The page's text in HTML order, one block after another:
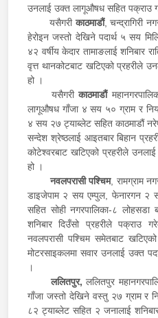
उनलाई उक्त लागूऔषध सहित पक्राउ
यसैगरीकाठमाडौं, चन्द्रागिरी
हेरोइन जस्तो देखिने पदार्थ ५ सय
४२ वर्षीय केदार तामाङलाई शनिबार
वृत्त थानकोटबाट खटिएको प्रहरीले
हो ।
यसैगरीकाठमाडौं
लागूऔषध गाँजा ४ सय ५० ग्राम र
४ सय २७ ट्याब्लेट सहित काठमाडौं
सन्देश श्रेष्ठलाई आइतबार बिहान
कोटेश्वरबाट खटिएको प्रहरीले
हो ।
नवलपरासी पश्‍चिम, रामग्राम
डाइजेपाम २ सय एम्पुल, फेनारगन २
सहित सोही नगरपालिका-८
शनिबार दिउँसो प्रहरीले पक्राउ
नवलपरासी पश्‍चिम समेतबाट
मोटरसाइकलमा सवार उनलाई उक्त
।
ललितपुर, ललितपुर
गाँजा जस्तो देखिने वस्तु २७ ग्राम र
८२ ट्याब्लेट सहित २ जनालाई